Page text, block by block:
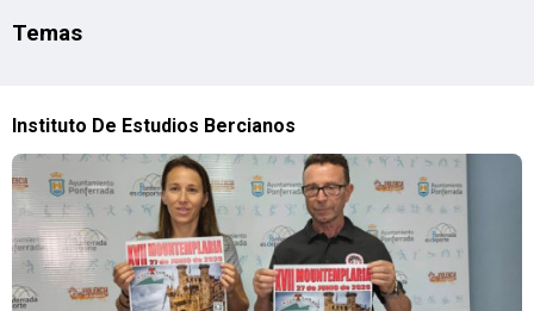
Temas
Instituto De Estudios Bercianos